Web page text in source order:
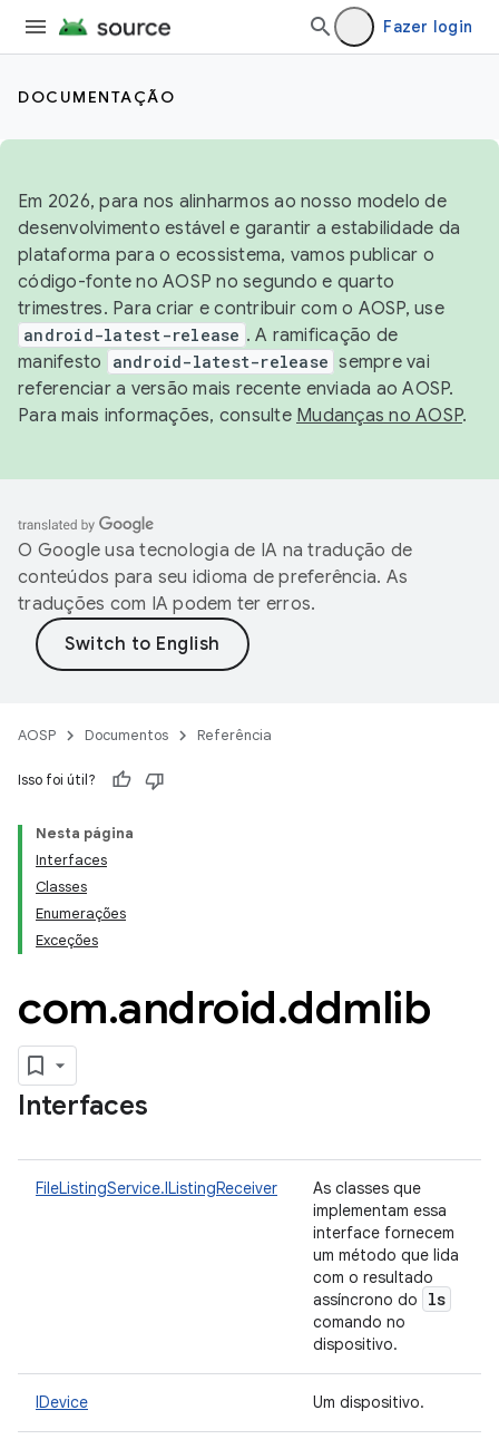
Fazer login
DOCUMENTAÇÃO
Em 2026, para nos alinharmos ao nosso modelo de
desenvolvimento estável e garantir a estabilidade da
plataforma para o ecossistema, vamos publicar o
código-fonte no AOSP no segundo e quarto
trimestres. Para criar e contribuir com o AOSP, use
android-latest-release . A ramificação de
manifesto
android-latest-release sempre vai
referenciar a versão mais recente enviada ao AOSP.
Para mais informações, consulte Mudanças no AOSP.
O Google usa tecnologia de IA na tradução de
conteúdos para seu idioma de preferência. As
traduções com IA podem ter erros.
AOSP Documentos Referência
Isso foi útil?
Nesta página
Interfaces
Classes
Enumerações
Exceções
com.android.ddmlib
Interfaces
FileListingService.IListingReceiver
As classes que
implementam essa
interface fornecem
um método que lida
com o resultado
assíncrono do
ls
comando no
dispositivo.
IDevice Um dispositivo.